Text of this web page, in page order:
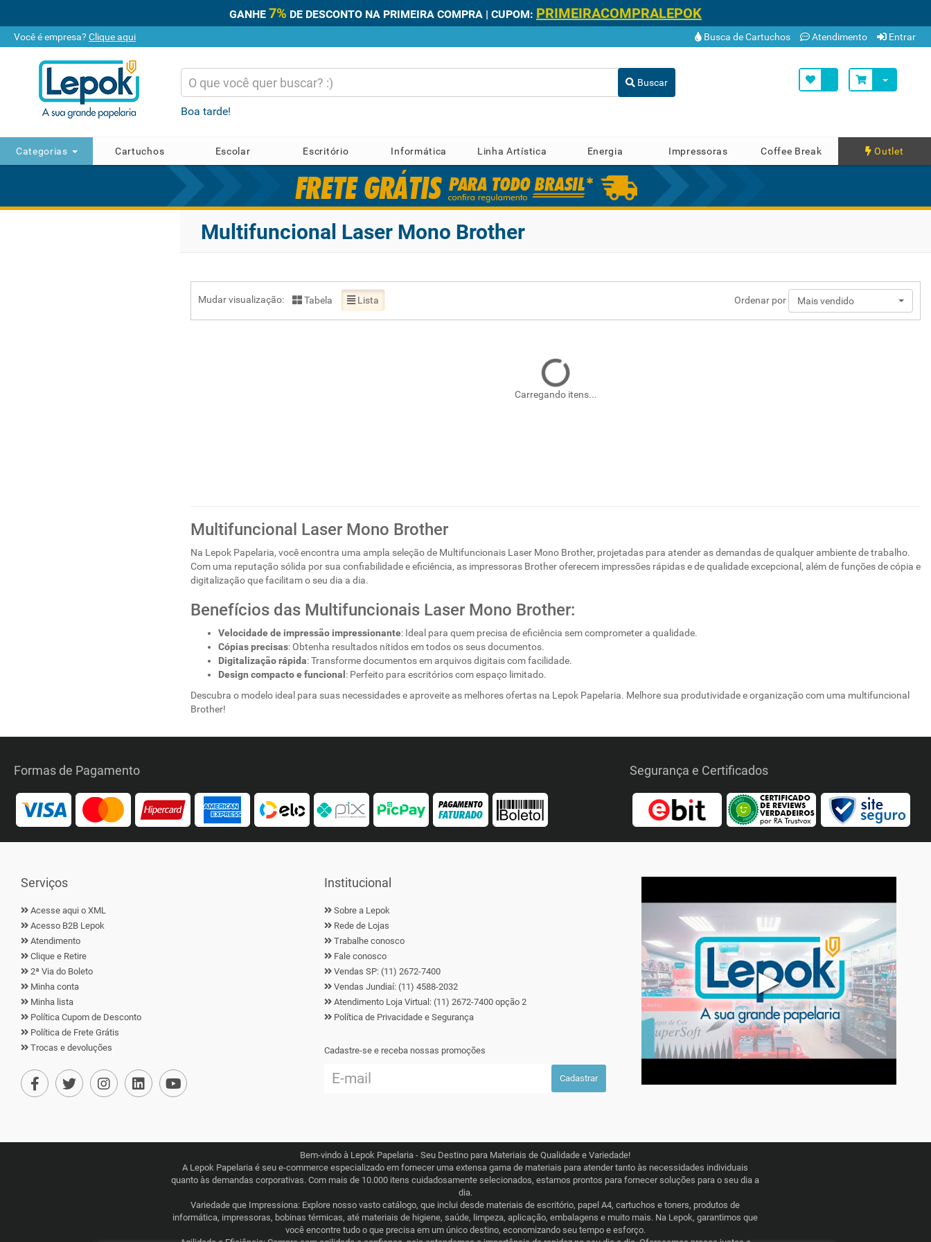
GANHE 7% DE DESCONTO NA PRIMEIRA COMPRA | CUPOM: PRIMEIRACOMPRALEPOK
Você é empresa? Clique aqui Busca de Cartuchos Atendimento Entrar
Buscar
Boa tarde!
Categorias Cartuchos Escolar Escritório Informática Linha Artística Energia Impressoras Coffee Break Outlet
Multifuncional Laser Mono Brother
Mudar visualização: Tabela Lista Ordenar por Mais vendido
Carregando itens...
Multifuncional Laser Mono Brother
Na Lepok Papelaria, você encontra uma ampla seleção de Multifuncionais Laser Mono Brother, projetadas para atender as demandas de qualquer ambiente de trabalho.
Com uma reputação sólida por sua confiabilidade e eficiência, as impressoras Brother oferecem impressões rápidas e de qualidade excepcional, além de funções de cópia e
digitalização que facilitam o seu dia a dia.
Benefícios das Multifuncionais Laser Mono Brother:
Velocidade de impressão impressionante: Ideal para quem precisa de eficiência sem comprometer a qualidade.
Cópias precisas: Obtenha resultados nítidos em todos os seus documentos.
Digitalização rápida: Transforme documentos em arquivos digitais com facilidade.
Design compacto e funcional : Perfeito para escritórios com espaço limitado.
Descubra o modelo ideal para suas necessidades e aproveite as melhores ofertas na Lepok Papelaria. Melhore sua produtividade e organização com uma multifuncional
Brother!
Formas de Pagamento Segurança e Certificados
Serviços
Acesse aqui o XML
Acesso B2B Lepok
Atendimento
Clique e Retire
2ª Via do Boleto
Minha conta
Minha lista
Política Cupom de Desconto
Política de Frete Grátis
Trocas e devoluções
Institucional
Sobre a Lepok
Rede de Lojas
Trabalhe conosco
Fale conosco
Vendas SP: (11) 2672-7400
Vendas Jundiaí: (11) 4588-2032
Atendimento Loja Virtual: (11) 2672-7400 opção 2
Política de Privacidade e Segurança
Cadastre-se e receba nossas promoções
Cadastrar
▶
Bem-vindo à Lepok Papelaria - Seu Destino para Materiais de Qualidade e Variedade!
A Lepok Papelaria é seu e-commerce especializado em fornecer uma extensa gama de materiais para atender tanto às necessidades individuais
quanto às demandas corporativas. Com mais de 10.000 itens cuidadosamente selecionados, estamos prontos para fornecer soluções para o seu dia a
dia.
Variedade que Impressiona: Explore nosso vasto catálogo, que inclui desde materiais de escritório, papel A4, cartuchos e toners, produtos de
informática, impressoras, bobinas térmicas, até materiais de higiene, saúde, limpeza, aplicação, embalagens e muito mais. Na Lepok, garantimos que
você encontre tudo o que precisa em um único destino, economizando seu tempo e esforço.